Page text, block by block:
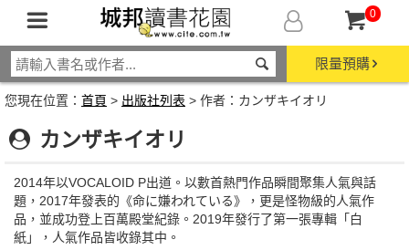
0
限量預購
您現在位置： 首頁 > 出版社列表 > 作者：カンザキイオリ
カンザキイオリ
2014年以VOCALOID P出道。以數首熱門作品瞬間聚集人氣與話
題，2017年發表的《命に嫌われている》，更是怪物級的人氣作
品，並成功登上百萬殿堂紀錄。2019年發行了第一張專輯「白
紙」，人氣作品皆收錄其中。